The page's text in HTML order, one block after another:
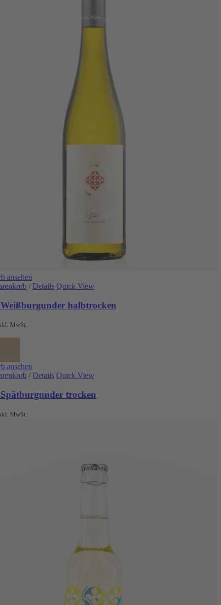
ansehen
/ Details Quick View
halbtrocken
MwSt.
ansehen
/ Details Quick View
trocken
MwSt.